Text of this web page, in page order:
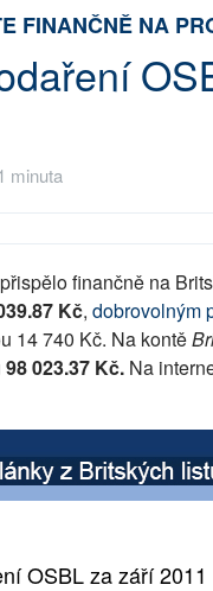
FINANČNĚ NA
minuta
finančně na
Kč, dobrovolným
14 740 Kč. Na kontě
98 023.37 Kč. Na
OSBL za září 2011